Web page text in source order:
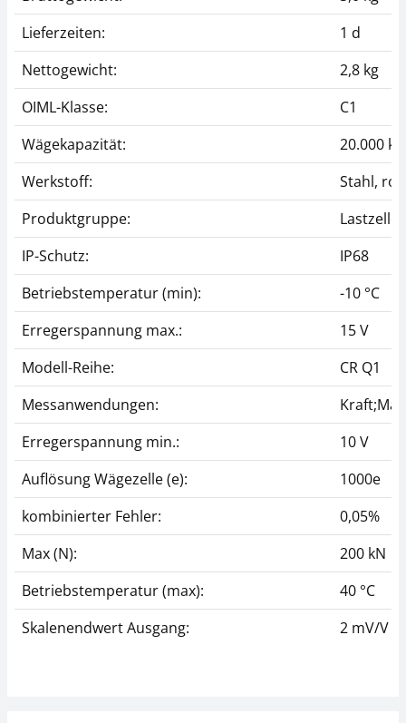
Lieferzeiten:
1 d
Nettogewicht:
2,8 kg
OIML-Klasse:
C1
Wägekapazität:
20.000 kg
Werkstoff:
Stahl,
Produktgruppe:
IP-Schutz:
IP68
Betriebstemperatur (min):
-10 °C
Erregerspannung max.:
15 V
Modell-Reihe:
CR Q1
Messanwendungen:
Erregerspannung min.:
10 V
Auflösung Wägezelle (e):
1000e
kombinierter Fehler:
0,05%
Max (N):
200 kN
Betriebstemperatur (max):
40 °C
Skalenendwert Ausgang:
2 mV/V